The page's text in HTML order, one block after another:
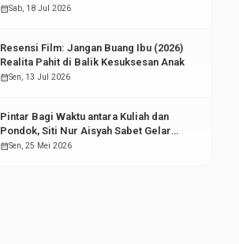
calendar_monthSab, 18 Jul 2026
Resensi Film: Jangan Buang Ibu (2026)
Realita Pahit di Balik Kesuksesan Anak
calendar_monthSen, 13 Jul 2026
Pintar Bagi Waktu antara Kuliah dan
Pondok, Siti Nur Aisyah Sabet Gelar
Wisudawan Terbaik
calendar_monthSen, 25 Mei 2026